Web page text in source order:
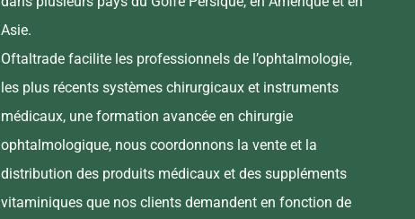
Asie.
Oftaltrade facilite les professionnels de l’ophtalmologie,
les plus récents systèmes chirurgicaux et instruments
médicaux, une formation avancée en chirurgie
ophtalmologique, nous coordonnons la vente et la
distribution des produits médicaux et des suppléments
vitaminiques que nos clients demandent en fonction de